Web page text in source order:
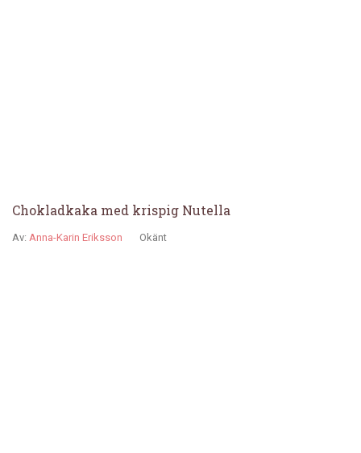
Chokladkaka med krispig Nutella
Av: Anna-Karin Eriksson Okänt